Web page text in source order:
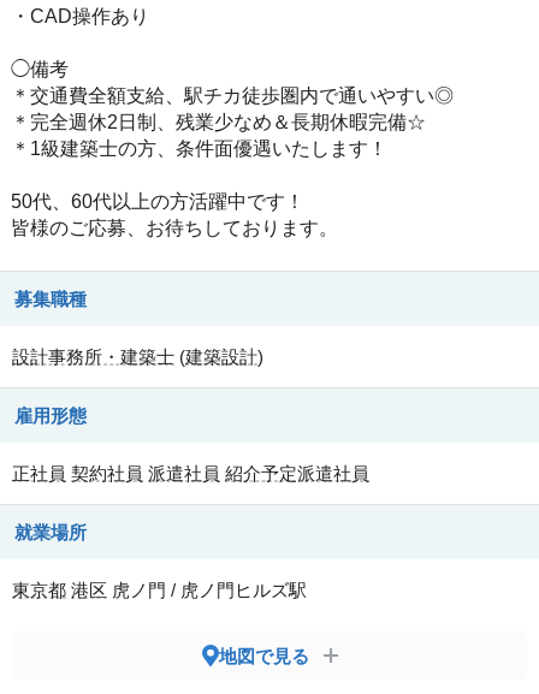
・CAD操作あり
◯備考
＊交通費全額支給、駅チカ徒歩圏内で通いやすい◎
＊完全週休2日制、残業少なめ＆長期休暇完備☆
＊1級建築士の方、条件面優遇いたします！
50代、60代以上の方活躍中です！
皆様のご応募、お待ちしております。
募集職種
設計事務所・建築士 (建築設計)
雇用形態
正社員 契約社員 派遣社員 紹介予定派遣社員
就業場所
東京都 港区 虎ノ門 / 虎ノ門ヒルズ駅
地図で見る